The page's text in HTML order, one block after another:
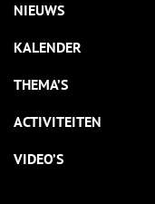
NIEUWS
KALENDER
THEMA’S
ACTIVITEITEN
VIDEO’S